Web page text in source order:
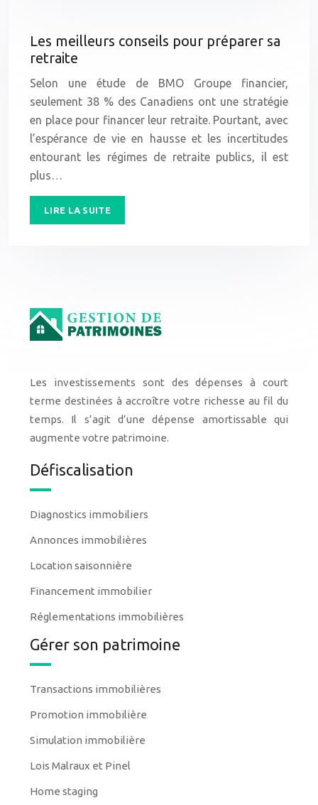
Les meilleurs conseils pour préparer sa
retraite
Selon une étude de BMO Groupe financier,
seulement 38 % des Canadiens ont une stratégie
en place pour financer leur retraite. Pourtant, avec
l’espérance de vie en hausse et les incertitudes
entourant les régimes de retraite publics, il est
plus…
LIRE LA SUITE
Les investissements sont des dépenses à court
terme destinées à accroître votre richesse au fil du
temps. Il s’agit d’une dépense amortissable qui
augmente votre patrimoine.
Défiscalisation
Diagnostics immobiliers
Annonces immobilières
Location saisonnière
Financement immobilier
Réglementations immobilières
Gérer son patrimoine
Transactions immobilières
Promotion immobilière
Simulation immobilière
Lois Malraux et Pinel
Home staging